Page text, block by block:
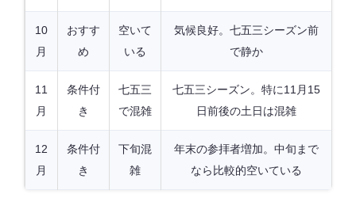
10
月
おすす
め
空いて
いる
気候良好。七五三シーズン前
で静か
11
月
条件付
き
七五三
で混雑
七五三シーズン。特に11月15
日前後の土日は混雑
12
月
条件付
き
下旬混
雑
年末の参拝者増加。中旬まで
なら比較的空いている